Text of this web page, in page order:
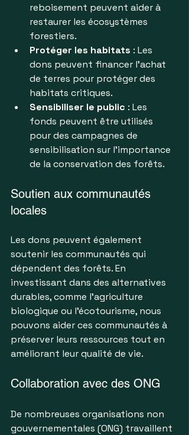
reboisement peuvent aider à
restaurer les écosystèmes
forestiers.
Protéger les habitats : Les
dons peuvent financer l'achat
de terres pour protéger des
habitats critiques.
Sensibiliser le public : Les
fonds peuvent être utilisés
pour des campagnes de
sensibilisation sur l'importance
de la conservation des forêts.
Soutien aux communautés
locales
Les dons peuvent également
soutenir les communautés qui
dépendent des forêts. En
investissant dans des alternatives
durables, comme l'agriculture
biologique ou l'écotourisme, nous
pouvons aider ces communautés à
préserver leurs ressources tout en
améliorant leur qualité de vie.
Collaboration avec des ONG
De nombreuses organisations non
gouvernementales (ONG) travaillent